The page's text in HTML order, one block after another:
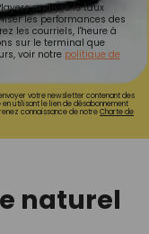
analyse le taux
les performances des
les courriels, l'heure à
sur le terminal que
voir notre politique de
votre newsletter contenant des
utilisant le lien de désabonnement
connaissance de notreCharte de
naturel